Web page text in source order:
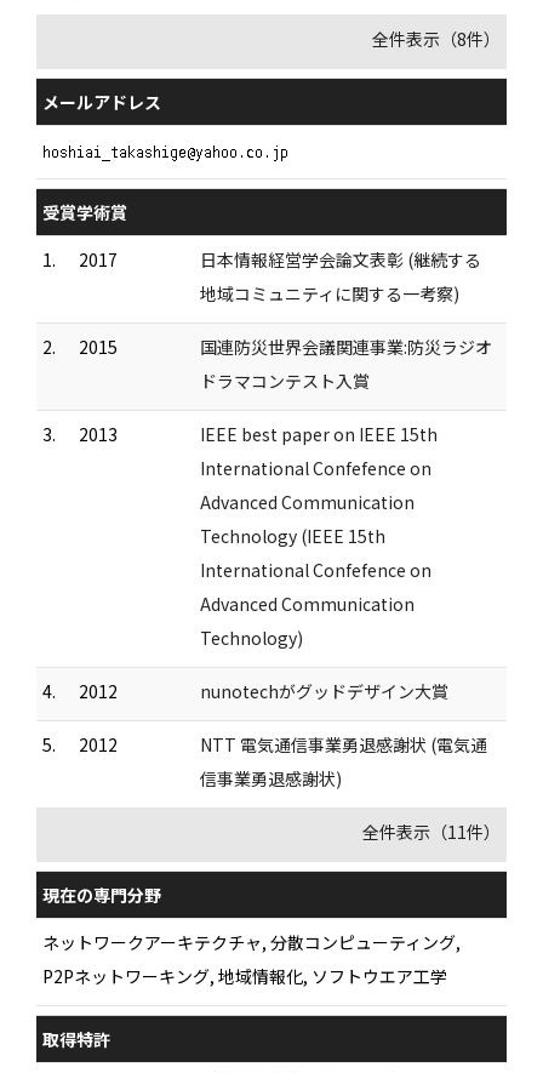
全件表示（8件）
メールアドレス
受賞学術賞
1.
2017
日本情報経営学会論文表彰 (継続する
地域コミュニティに関する一考察)
2. 2015
国連防災世界会議関連事業:防災ラジオ
ドラマコンテスト入賞
3. 2013
IEEE best paper on IEEE 15th
International Confefence on
Advanced Communication
Technology (IEEE 15th
International Confefence on
Advanced Communication
Technology)
4. 2012 nunotechがグッドデザイン大賞
5. 2012
NTT 電気通信事業勇退感謝状 (電気通
信事業勇退感謝状)
全件表示（11件）
現在の専門分野
ネットワークアーキテクチャ, 分散コンピューティング,
P2Pネットワーキング, 地域情報化, ソフトウエア工学
取得特許